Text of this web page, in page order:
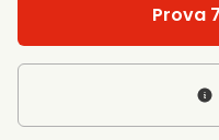
Prova